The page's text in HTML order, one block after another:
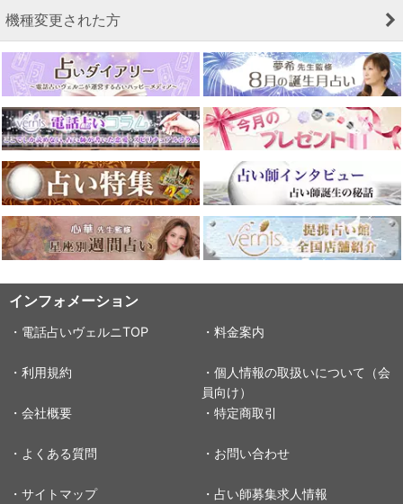
機種変更された方
インフォメーション
・電話占いヴェルニTOP ・料金案内
・利用規約
・個人情報の取扱いについて（会
員向け）
・会社概要
・特定商取引
・よくある質問 ・お問い合わせ
・サイトマップ ・占い師募集求人情報